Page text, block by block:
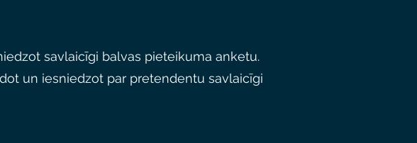
savlaicīgi balvas pieteikuma anketu.
un iesniedzot par pretendentu savlaicīgi